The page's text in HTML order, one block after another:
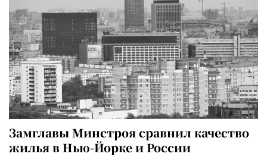
Замглавы Минстроя сравнил качество
жилья в Нью-Йорке и России